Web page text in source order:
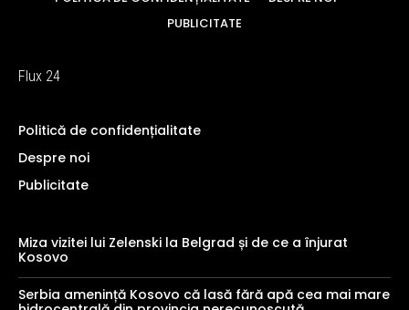
PUBLICITATE
Flux 24
Politică de confidențialitate
Despre noi
Publicitate
Miza vizitei lui Zelenski la Belgrad și de ce a înjurat
Kosovo
Serbia amenință Kosovo că lasă fără apă cea mai mare